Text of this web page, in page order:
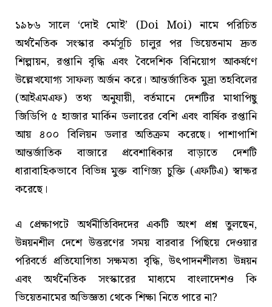
১৯৮৬ সালে ‘দোই মোই’ (Doi Moi) নামে পরিচিত
অর্থনৈতিক সংস্কার কর্মসূচি চালুর পর ভিয়েতনাম দ্রুত
শিল্পায়ন, রপ্তানি বৃদ্ধি এবং বৈদেশিক বিনিয়োগ আকর্ষণে
উল্লেখযোগ্য সাফল্য অর্জন করে। আন্তর্জাতিক মুদ্রা তহবিলের
(আইএমএফ) তথ্য অনুযায়ী, বর্তমানে দেশটির মাথাপিছু
জিডিপি ৫ হাজার মার্কিন ডলারের বেশি এবং বার্ষিক রপ্তানি
আয় ৪০০ বিলিয়ন ডলার অতিক্রম করেছে। পাশাপাশি
আন্তর্জাতিক বাজারে প্রবেশাধিকার বাড়াতে দেশটি
ধারাবাহিকভাবে বিভিন্ন মুক্ত বাণিজ্য চুক্তি (এফটিএ) স্বাক্ষর
করেছে।
এ প্রেক্ষাপটে অর্থনীতিবিদদের একটি অংশ প্রশ্ন তুলছেন,
উন্নয়নশীল দেশে উত্তরণের সময় বারবার পিছিয়ে দেওয়ার
পরিবর্তে প্রতিযোগিতা সক্ষমতা বৃদ্ধি, উৎপাদনশীলতা উন্নয়ন
এবং অর্থনৈতিক সংস্কারের মাধ্যমে বাংলাদেশও কি
ভিয়েতনামের অভিজ্ঞতা থেকে শিক্ষা নিতে পারে না?